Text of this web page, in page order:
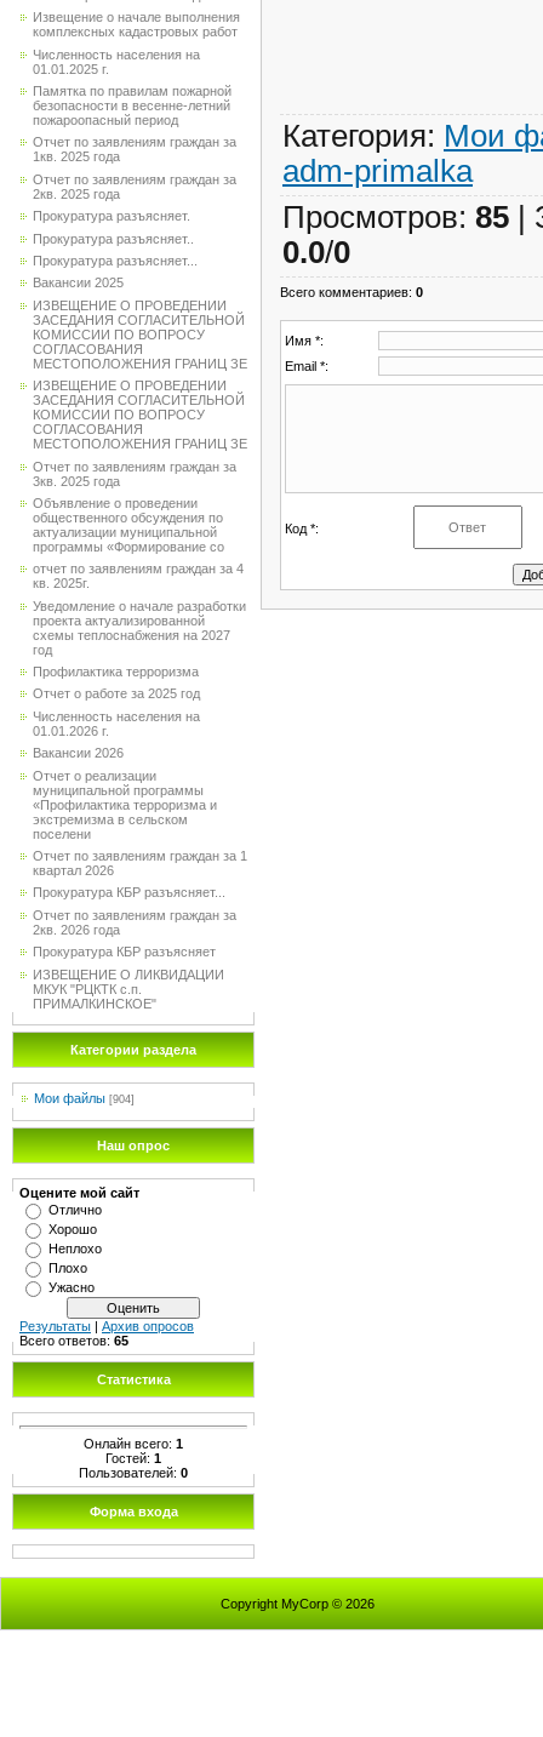
Извещение о начале выполнения
комплексных кадастровых работ
Численность населения на
01.01.2025 г.
Памятка по правилам пожарной
безопасности в весенне-летний
пожароопасный период
Отчет по заявлениям граждан за
1кв. 2025 года
Отчет по заявлениям граждан за
2кв. 2025 года
Прокуратура разъясняет.
Прокуратура разъясняет..
Прокуратура разъясняет...
Вакансии 2025
ИЗВЕЩЕНИЕ О ПРОВЕДЕНИИ
ЗАСЕДАНИЯ СОГЛАСИТЕЛЬНОЙ
КОМИССИИ ПО ВОПРОСУ
СОГЛАСОВАНИЯ
МЕСТОПОЛОЖЕНИЯ ГРАНИЦ ЗЕ
ИЗВЕЩЕНИЕ О ПРОВЕДЕНИИ
ЗАСЕДАНИЯ СОГЛАСИТЕЛЬНОЙ
КОМИССИИ ПО ВОПРОСУ
СОГЛАСОВАНИЯ
МЕСТОПОЛОЖЕНИЯ ГРАНИЦ ЗЕ
Отчет по заявлениям граждан за
3кв. 2025 года
Объявление о проведении
общественного обсуждения по
актуализации муниципальной
программы «Формирование со
отчет по заявлениям граждан за 4
кв. 2025г.
Уведомление о начале разработки
проекта актуализированной
схемы теплоснабжения на 2027
год
Профилактика терроризма
Отчет о работе за 2025 год
Численность населения на
01.01.2026 г.
Вакансии 2026
Отчет о реализации
муниципальной программы
«Профилактика терроризма и
экстремизма в сельском
поселени
Отчет по заявлениям граждан за 1
квартал 2026
Прокуратура КБР разъясняет...
Отчет по заявлениям граждан за
2кв. 2026 года
Прокуратура КБР разъясняет
ИЗВЕЩЕНИЕ О ЛИКВИДАЦИИ
МКУК "РЦКТК с.п.
ПРИМАЛКИНСКОЕ"
Категории раздела
Мои файлы [904]
Наш опрос
Оцените мой сайт
Отлично
Хорошо
Неплохо
Плохо
Ужасно
Результаты | Архив опросов
Всего ответов: 65
Статистика
Онлайн всего: 1
Гостей: 1
Пользователей: 0
Форма входа
Категория: Мои
adm-primalka
Просмотров: 85 |
0.0/0
Всего комментариев: 0
Имя *:
Email *:
Код *:
Copyright MyCorp © 2026